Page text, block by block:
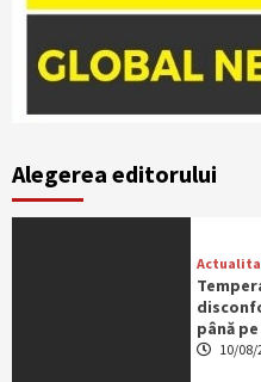
Alegerea editorului
până
10/08/